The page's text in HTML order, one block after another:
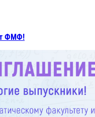
ФМФ!